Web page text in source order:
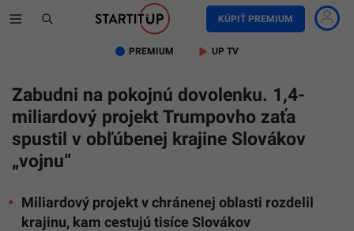
KÚPIŤ PREMIUM
PREMIUM UP TV
Zabudni na pokojnú dovolenku. 1,4-
miliardový projekt Trumpovho zaťa
spustil v obľúbenej krajine Slovákov
„vojnu“
Miliardový projekt v chránenej oblasti rozdelil
krajinu, kam cestujú tisíce Slovákov